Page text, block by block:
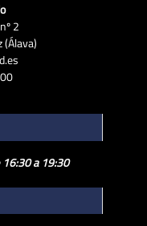
2
16:30 a 19:30